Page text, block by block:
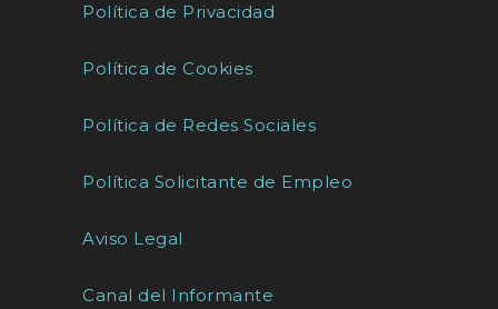
Política de Privacidad
Política de Cookies
Política de Redes Sociales
Política Solicitante de Empleo
Aviso Legal
Canal del Informante